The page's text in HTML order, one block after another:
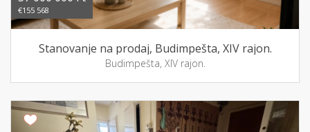
€155 568
Stanovanje na prodaj, Budimpešta, XIV rajon.
Budimpešta, XIV rajon.